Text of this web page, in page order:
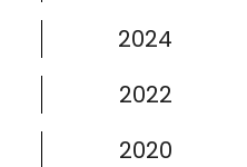
2024
2022
2020